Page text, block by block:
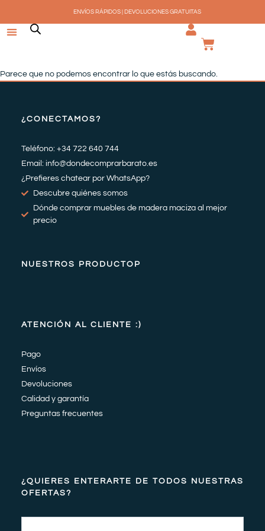
contenido
ENVÍOS RÁPIDOS | DEVOLUCIONES GRATUITAS
Parece que no podemos encontrar lo que estás buscando.
¿CONECTAMOS?
Teléfono: +34 722 640 744
Email: info@dondecomprarbarato.es
¿Prefieres chatear por WhatsApp?
Descubre quiénes somos
Dónde comprar muebles de madera maciza al mejor
precio
NUESTROS PRODUCTOP
ATENCIÓN AL CLIENTE :)
Pago
Envíos
Devoluciones
Calidad y garantía
Preguntas frecuentes
¿QUIERES ENTERARTE DE TODOS NUESTRAS
OFERTAS?